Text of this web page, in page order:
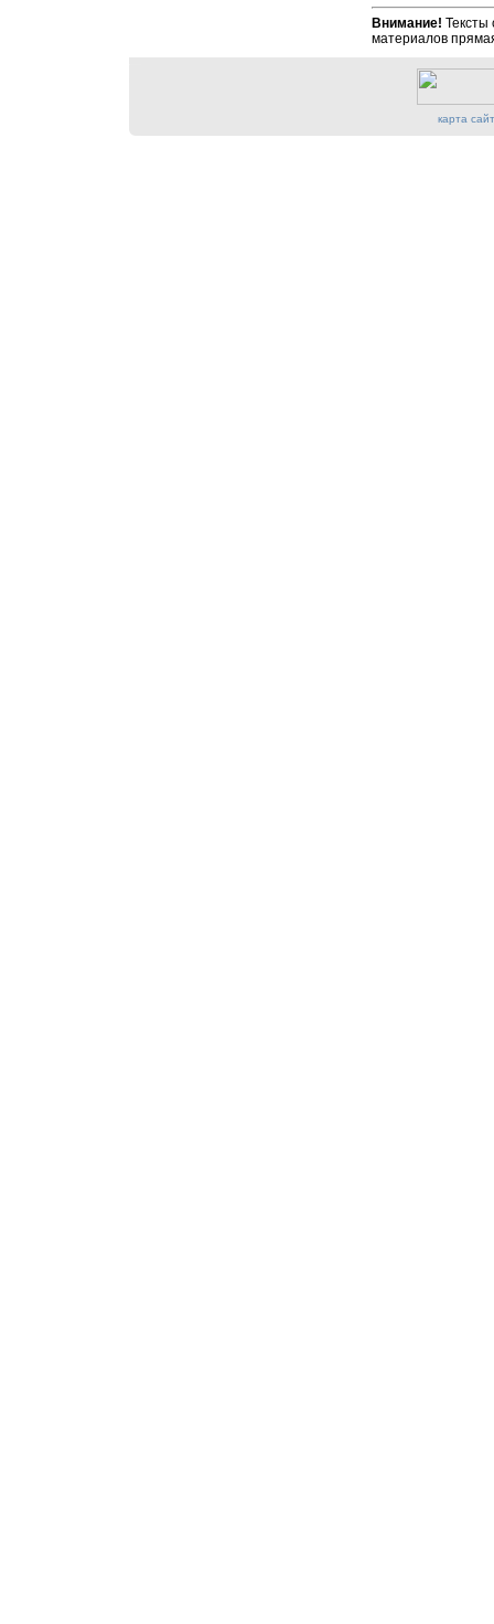
Внимание!
материалов
карта